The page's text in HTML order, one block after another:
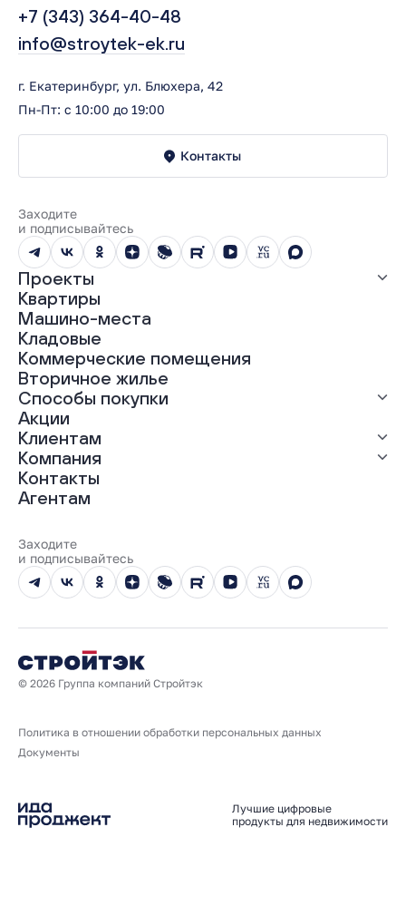
+7 (343) 364-40-48
info@stroytek-ek.ru
г. Екатеринбург, ул. Блюхера, 42
Пн-Пт: с 10:00 до 19:00
Контакты
Заходите
и подписывайтесь
Проекты
Все проекты
ЖК «Абрикос»
ЖК «Гравитация»
ЖК «Грин Гарден»
ЖК «Динамика»
ЖК «Мохито»
ЖК «Современник»
ЖК «Янтарная долина»
Квартиры
Машино-места
Кладовые
Коммерческие помещения
Вторичное жилье
Способы покупки
Выгодная ипотека
Рассрочка
Материнский капитал
Трейд-ин
100% оплата
Акции
Клиентам
Ход строительства
Документы
Выдача ключей
Компания
О нас
Карьера
Реализованные проекты
Вопросы и ответы
Новости
Юбилейный год
Контакты
Агентам
Заходите
и подписывайтесь
© 2026 Группа компаний Стройтэк
Политика в отношении обработки персональных данных
Документы
Лучшие цифровые
продукты для недвижимости